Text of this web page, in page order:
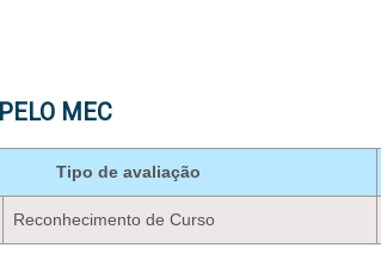
MEC
Tipo de avaliação
Reconhecimento de Curso